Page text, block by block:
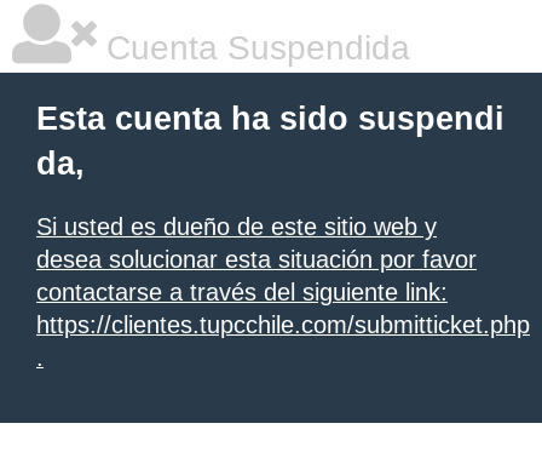
Cuenta Suspendida
Esta cuenta ha sido suspendi
da,
Si usted es dueño de este sitio web y
desea solucionar esta situación por favor
contactarse a través del siguiente link:
https://clientes.tupcchile.com/submitticket.php
.